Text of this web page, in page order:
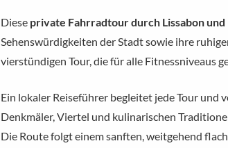
Diese private Fahrradtour durch Lissabon und
Sehenswürdigkeiten der Stadt sowie ihre
vierstündigen Tour, die für alle Fitnessniveaus
Ein lokaler Reiseführer begleitet jede Tour
Denkmäler, Viertel und kulinarischen
Die Route folgt einem sanften, weitgehend